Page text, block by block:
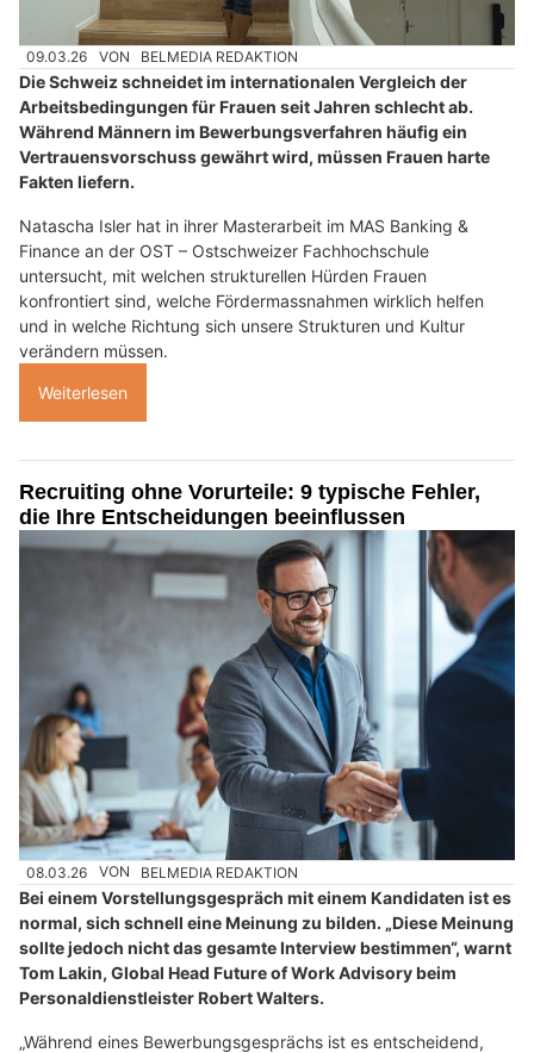
09.03.26 VON BELMEDIA REDAKTION
Die Schweiz schneidet im internationalen Vergleich der
Arbeitsbedingungen für Frauen seit Jahren schlecht ab.
Während Männern im Bewerbungsverfahren häufig ein
Vertrauensvorschuss gewährt wird, müssen Frauen harte
Fakten liefern.
Natascha Isler hat in ihrer Masterarbeit im MAS Banking &
Finance an der OST – Ostschweizer Fachhochschule
untersucht, mit welchen strukturellen Hürden Frauen
konfrontiert sind, welche Fördermassnahmen wirklich helfen
und in welche Richtung sich unsere Strukturen und Kultur
verändern müssen.
Weiterlesen
Recruiting ohne Vorurteile: 9 typische Fehler,
die Ihre Entscheidungen beeinflussen
08.03.26 VON BELMEDIA REDAKTION
Bei einem Vorstellungsgespräch mit einem Kandidaten ist es
normal, sich schnell eine Meinung zu bilden. „Diese Meinung
sollte jedoch nicht das gesamte Interview bestimmen“, warnt
Tom Lakin, Global Head Future of Work Advisory beim
Personaldienstleister Robert Walters.
„Während eines Bewerbungsgesprächs ist es entscheidend,